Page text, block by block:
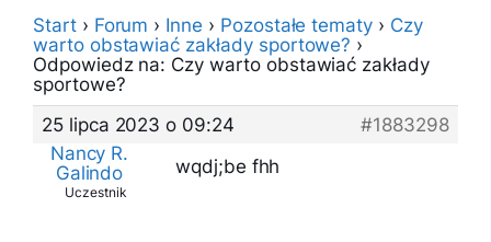
Start › Forum › Inne › Pozostałe tematy › Czy
warto obstawiać zakłady sportowe? ›
Odpowiedz na: Czy warto obstawiać zakłady
sportowe?
25 lipca 2023 o 09:24
#1883298
Nancy R.
Galindo
Uczestnik
wqdj;be fhh